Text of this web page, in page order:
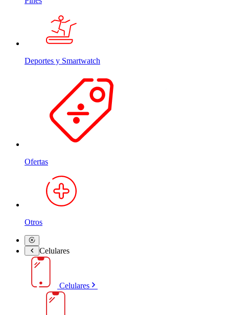
Deportes y Smartwatch
Ofertas
Otros
Celulares
Celulares